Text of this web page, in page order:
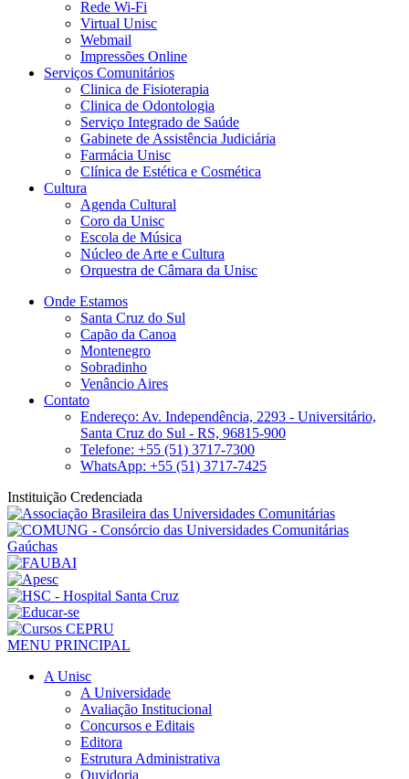
Rede Wi-Fi
Virtual Unisc
Webmail
Impressões Online
Serviços Comunitários
Clinica de Fisioterapia
Clinica de Odontologia
Serviço Integrado de Saúde
Gabinete de Assistência Judiciária
Farmácia Unisc
Clínica de Estética e Cosmética
Cultura
Agenda Cultural
Coro da Unisc
Escola de Música
Núcleo de Arte e Cultura
Orquestra de Câmara da Unisc
Onde Estamos
Santa Cruz do Sul
Capão da Canoa
Montenegro
Sobradinho
Venâncio Aires
Contato
Endereço: Av. Independência, 2293 - Universitário,
Santa Cruz do Sul - RS, 96815-900
Telefone: +55 (51) 3717-7300
WhatsApp: +55 (51) 3717-7425
Instituição Credenciada
MENU PRINCIPAL
A Unisc
A Universidade
Avaliação Institucional
Concursos e Editais
Editora
Estrutura Administrativa
Ouvidoria